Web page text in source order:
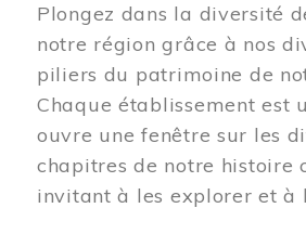
Plongez dans la diversité
notre région grâce à nos
piliers du patrimoine de
Chaque établissement est
ouvre une fenêtre sur les
chapitres de notre histoire
invitant à les explorer et à